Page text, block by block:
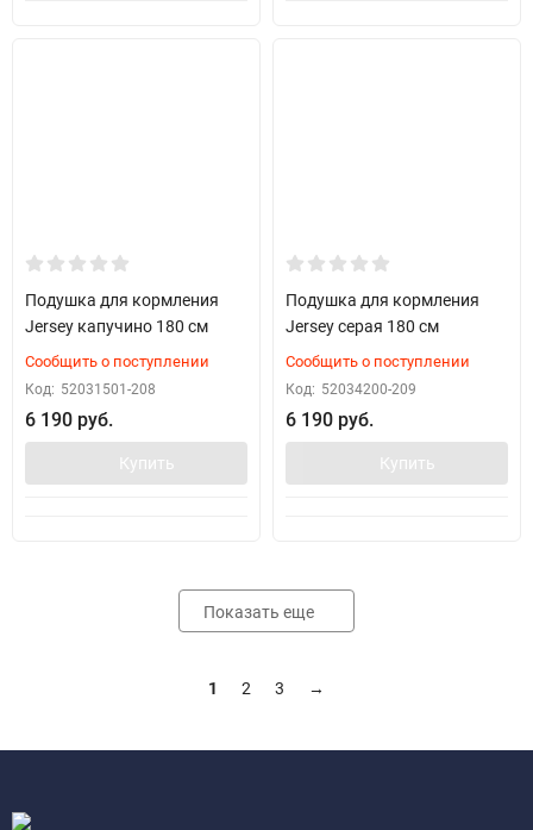
Подушка для кормления
Jersey капучино 180 см
Сообщить о поступлении
Код: 52031501-208
6 190 руб.
Купить
Подушка для кормления
Jersey серая 180 см
Сообщить о поступлении
Код: 52034200-209
6 190 руб.
Купить
Показать еще
1 2 3 →